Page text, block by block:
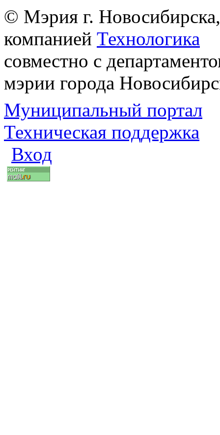
© Мэрия г.
компанией Технологика
совместно с
мэрии города
Муниципальный портал
Техническая поддержка
Вход